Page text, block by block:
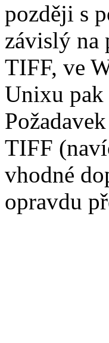
později s
závislý na
TIFF, ve
Unixu pak
TIFF
vhodné
opravdu